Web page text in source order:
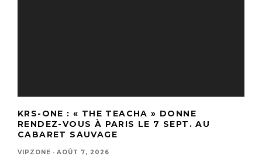
KRS-ONE : « THE TEACHA » DONNE
RENDEZ-VOUS À PARIS LE 7 SEPT. AU
CABARET SAUVAGE
VIPZONE · AOÛT 7, 2026